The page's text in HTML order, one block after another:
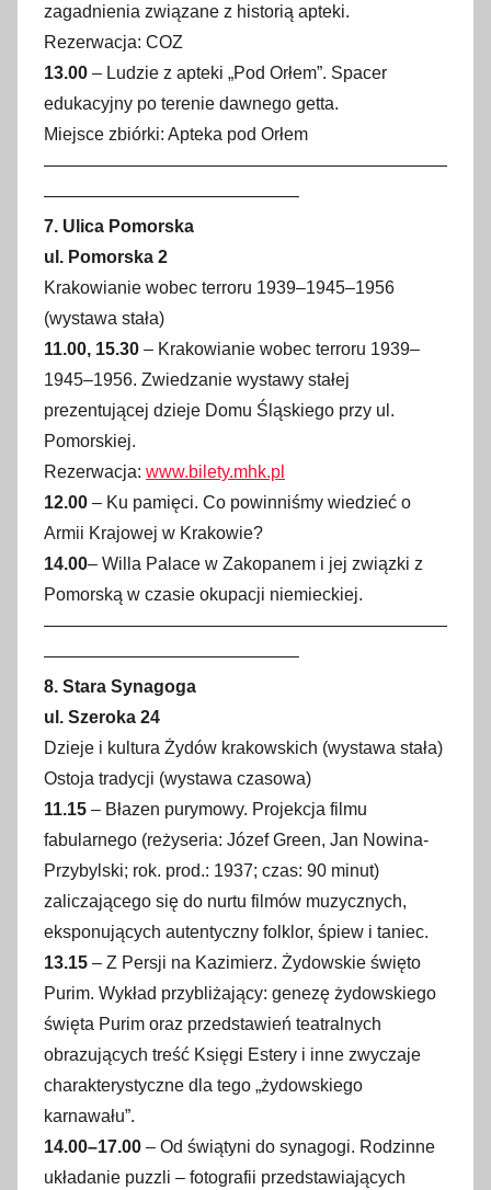
zagadnienia związane z historią apteki.
Rezerwacja: COZ
13.00 – Ludzie z apteki „Pod Orłem”. Spacer
edukacyjny po terenie dawnego getta.
Miejsce zbiórki: Apteka pod Orłem
———————————————————————
——————————————–
7. Ulica Pomorska
ul. Pomorska 2
Krakowianie wobec terroru 1939–1945–1956
(wystawa stała)
11.00, 15.30 – Krakowianie wobec terroru 1939–
1945–1956. Zwiedzanie wystawy stałej
prezentującej dzieje Domu Śląskiego przy ul.
Pomorskiej.
Rezerwacja: www.bilety.mhk.pl
12.00 – Ku pamięci. Co powinniśmy wiedzieć o
Armii Krajowej w Krakowie?
14.00– Willa Palace w Zakopanem i jej związki z
Pomorską w czasie okupacji niemieckiej.
———————————————————————
——————————————–
8. Stara Synagoga
ul. Szeroka 24
Dzieje i kultura Żydów krakowskich (wystawa stała)
Ostoja tradycji (wystawa czasowa)
11.15 – Błazen purymowy. Projekcja filmu
fabularnego (reżyseria: Józef Green, Jan Nowina-
Przybylski; rok. prod.: 1937; czas: 90 minut)
zaliczającego się do nurtu filmów muzycznych,
eksponujących autentyczny folklor, śpiew i taniec.
13.15 – Z Persji na Kazimierz. Żydowskie święto
Purim. Wykład przybliżający: genezę żydowskiego
święta Purim oraz przedstawień teatralnych
obrazujących treść Księgi Estery i inne zwyczaje
charakterystyczne dla tego „żydowskiego
karnawału”.
14.00–17.00 – Od świątyni do synagogi. Rodzinne
układanie puzzli – fotografii przedstawiających